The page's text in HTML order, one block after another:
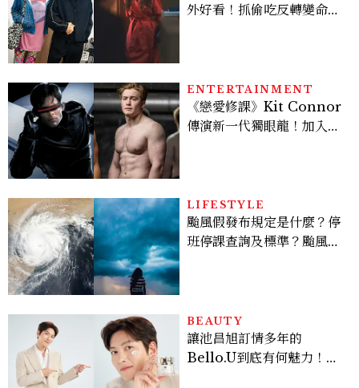
外好看！抓偷吃反轉變命
看點懶人包
ENTERTAINMENT
《戀愛修課》Kit Connor
傳演新一代獨眼龍！加入新
LIFESTYLE
颱風假發布規定是什麼？停
班停課查詢及標準？颱風假
BEAUTY
讓池昌旭訂情多年的
Bello.U到底有何魅力！揭